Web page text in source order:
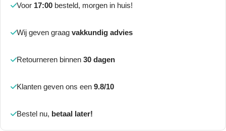
Voor 17:00 besteld, morgen in huis!
Wij geven graag vakkundig advies
Retourneren binnen 30 dagen
Klanten geven ons een 9.8/10
Bestel nu, betaal later!